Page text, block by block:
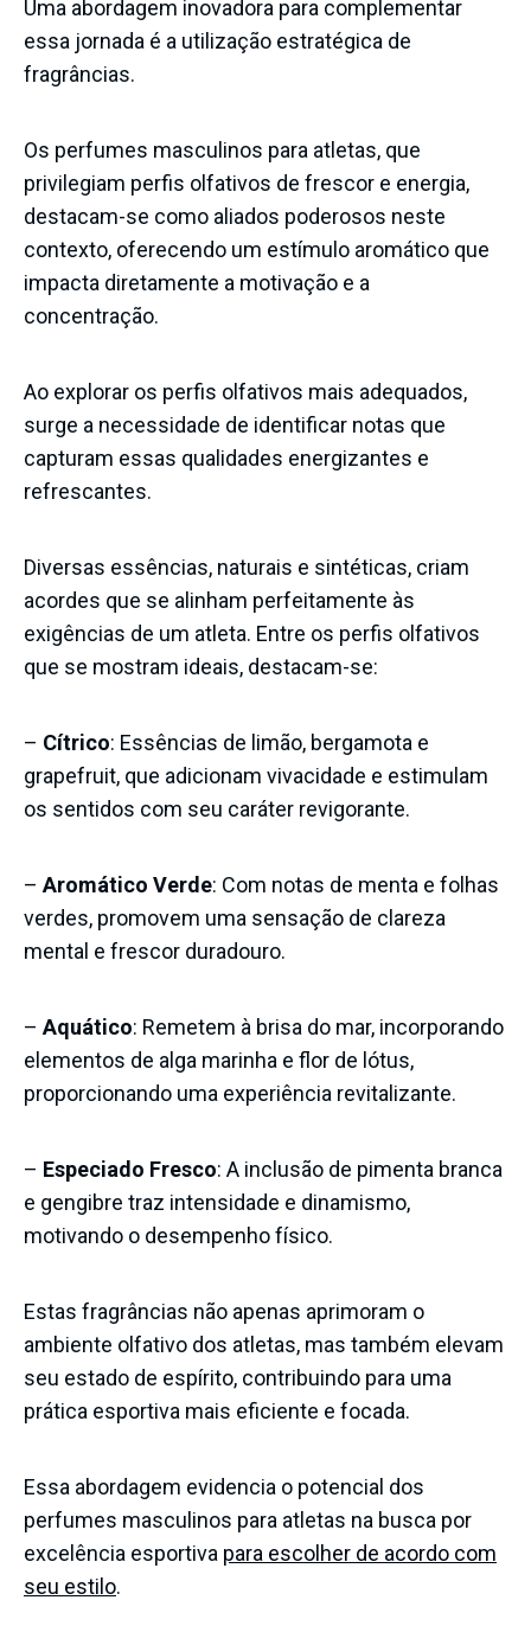
Uma abordagem inovadora para complementar
essa jornada é a utilização estratégica de
fragrâncias.
Os perfumes masculinos para atletas, que
privilegiam perfis olfativos de frescor e energia,
destacam-se como aliados poderosos neste
contexto, oferecendo um estímulo aromático que
impacta diretamente a motivação e a
concentração.
Ao explorar os perfis olfativos mais adequados,
surge a necessidade de identificar notas que
capturam essas qualidades energizantes e
refrescantes.
Diversas essências, naturais e sintéticas, criam
acordes que se alinham perfeitamente às
exigências de um atleta. Entre os perfis olfativos
que se mostram ideais, destacam-se:
– Cítrico: Essências de limão, bergamota e
grapefruit, que adicionam vivacidade e estimulam
os sentidos com seu caráter revigorante.
– Aromático Verde: Com notas de menta e folhas
verdes, promovem uma sensação de clareza
mental e frescor duradouro.
– Aquático: Remetem à brisa do mar, incorporando
elementos de alga marinha e flor de lótus,
proporcionando uma experiência revitalizante.
– Especiado Fresco: A inclusão de pimenta branca
e gengibre traz intensidade e dinamismo,
motivando o desempenho físico.
Estas fragrâncias não apenas aprimoram o
ambiente olfativo dos atletas, mas também elevam
seu estado de espírito, contribuindo para uma
prática esportiva mais eficiente e focada.
Essa abordagem evidencia o potencial dos
perfumes masculinos para atletas na busca por
excelência esportiva para escolher de acordo com
seu estilo.